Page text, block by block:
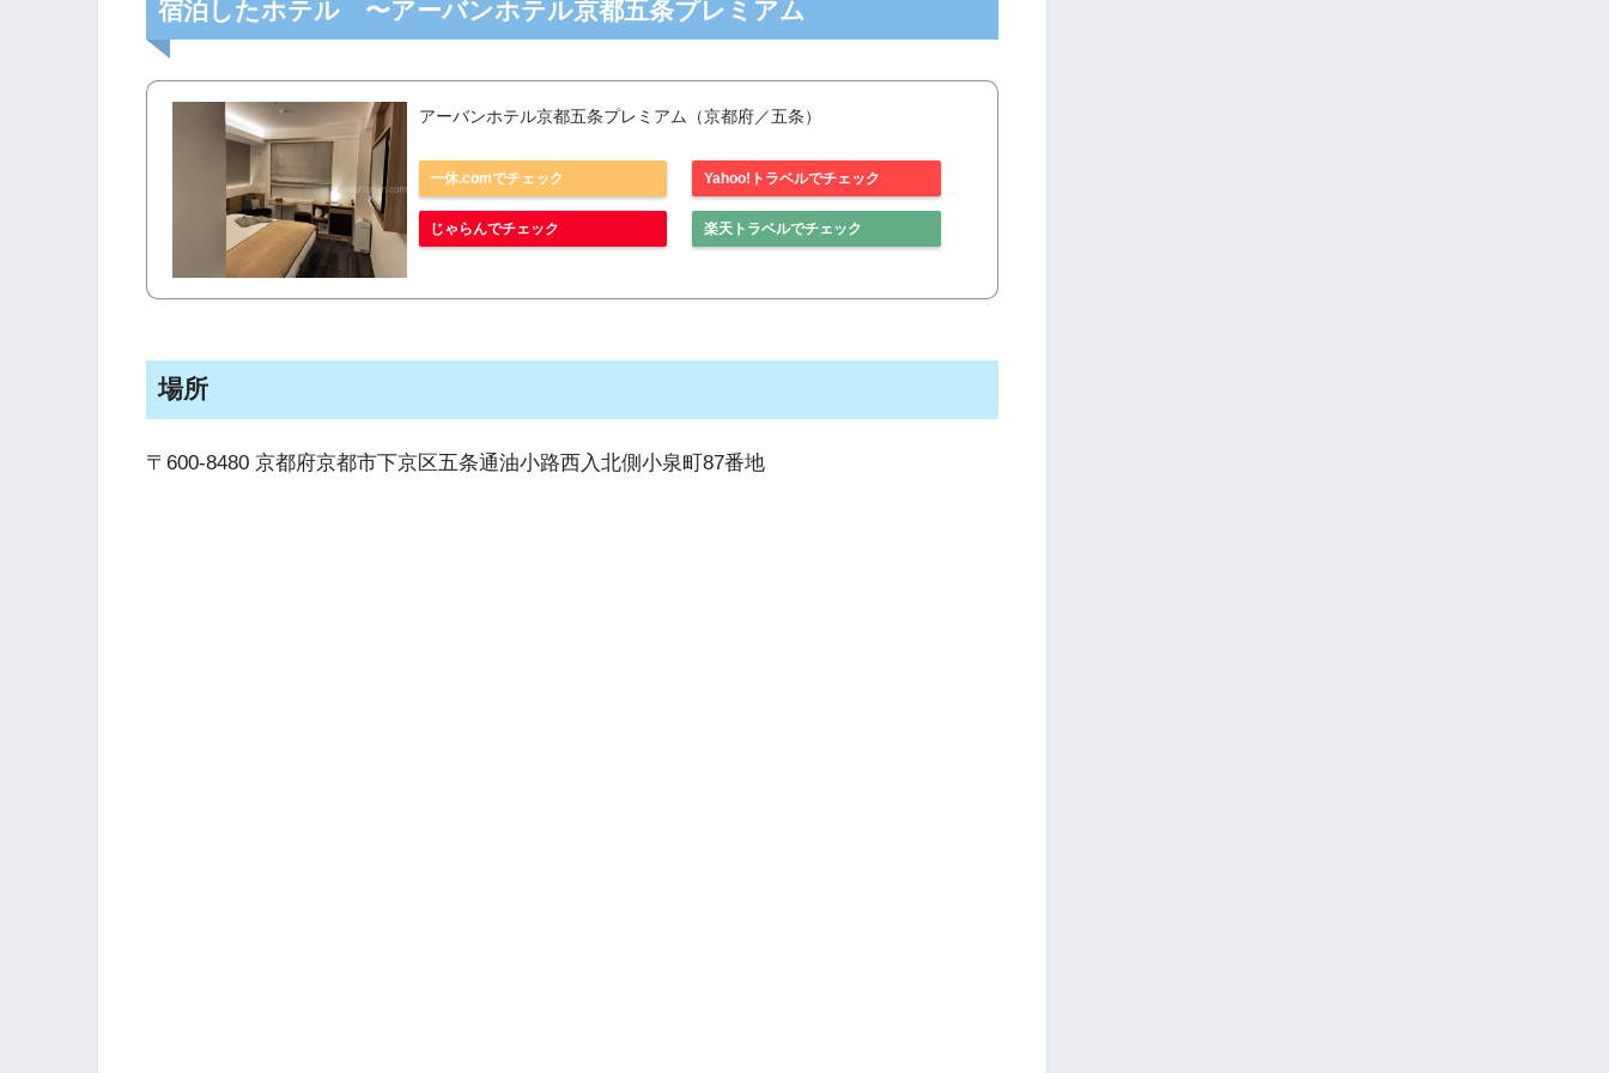
宿泊したホテル 〜アーバンホテル京都五条プレミアム
アーバンホテル京都五条プレミアム（京都府／五条）
一休.comでチェック Yahoo!トラベルでチェック
じゃらんでチェック 楽天トラベルでチェック
場所
〒600-8480 京都府京都市下京区五条通油小路西入北側小泉町87番地